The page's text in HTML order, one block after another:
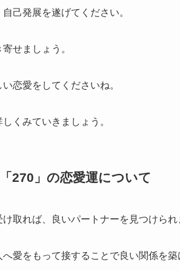
己発展を遂げてください。
せましょう。
恋愛をしてくださいね。
くみていきましょう。
270」の恋愛運について
取れば、良いパートナーを見つけられ
愛をもって接することで良い関係を築